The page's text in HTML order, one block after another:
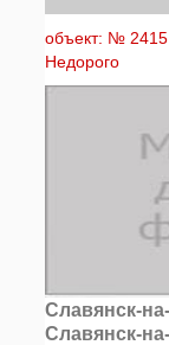
объект: №
Недорого
Славянск-
Славянск-